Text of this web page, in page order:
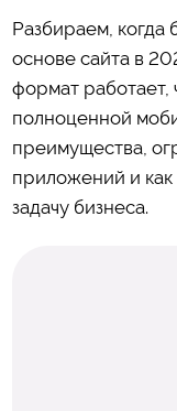
Разбираем, когда
основе сайта в
формат работает,
полноценной
преимущества,
приложений и
задачу бизнеса.